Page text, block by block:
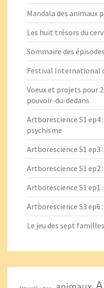
Mandala des animaux
Les huit trésors du
Sommaire des
Festival International
Voeux et projets pour
pouvoir-du-dedans
Artborescience S1 ep4
psychisme
Artborescience S1 ep3
Artborescience S1 ep2
Artborescience S1 ep1
Artborescience S3
Le jeu des sept